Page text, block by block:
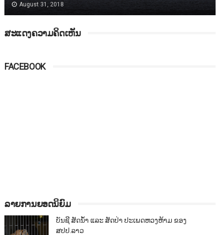
August 31, 2018
ສະແດງຄວາມຄິດເຫັນ
FACEBOOK
ລາຍການຍອດນິຍົມ
ບັນຊີ ສັດນ້ຳ ແລະ ສັດປ່າ ປະເພດຫວງຫ້າມ ຂອງ
ສປປ.ລາວ